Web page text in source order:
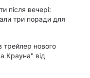
після вечері:
три поради для
трейлер нового
Крауна" від